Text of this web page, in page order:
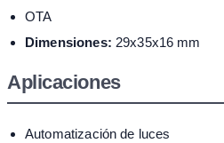
OTA
Dimensiones: 29x35x16 mm
Aplicaciones
Automatización de luces